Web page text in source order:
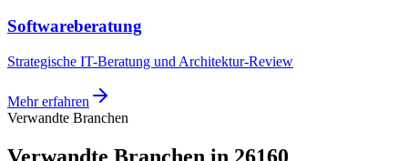
Softwareberatung
Strategische IT-Beratung und Architektur-Review
Mehr erfahren
Verwandte Branchen
Verwandte Branchen in 26160